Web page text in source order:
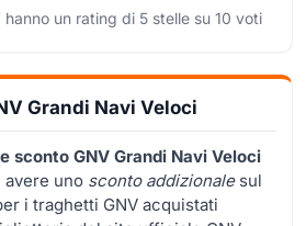
un rating di 5 stelle su 10 voti
Grandi Navi Veloci
sconto GNV Grandi Navi Veloci
avere uno sconto addizionalesul
i traghetti GNV acquistati